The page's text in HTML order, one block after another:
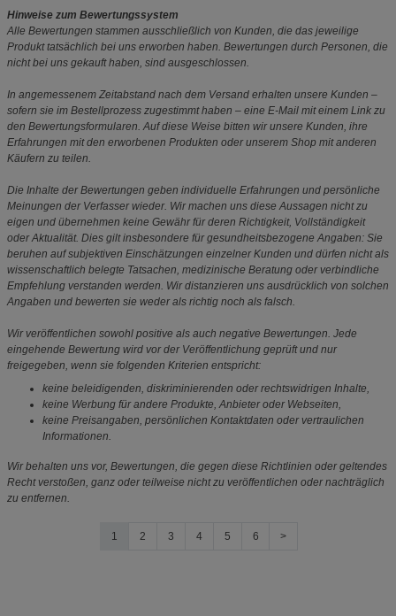
Hinweise zum Bewertungssystem
Alle Bewertungen stammen ausschließlich von Kunden, die das jeweilige
Produkt tatsächlich bei uns erworben haben. Bewertungen durch Personen, die
nicht bei uns gekauft haben, sind ausgeschlossen.
In angemessenem Zeitabstand nach dem Versand erhalten unsere Kunden –
sofern sie im Bestellprozess zugestimmt haben – eine E-Mail mit einem Link zu
den Bewertungsformularen. Auf diese Weise bitten wir unsere Kunden, ihre
Erfahrungen mit den erworbenen Produkten oder unserem Shop mit anderen
Käufern zu teilen.
Die Inhalte der Bewertungen geben individuelle Erfahrungen und persönliche
Meinungen der Verfasser wieder. Wir machen uns diese Aussagen nicht zu
eigen und übernehmen keine Gewähr für deren Richtigkeit, Vollständigkeit
oder Aktualität. Dies gilt insbesondere für gesundheitsbezogene Angaben: Sie
beruhen auf subjektiven Einschätzungen einzelner Kunden und dürfen nicht als
wissenschaftlich belegte Tatsachen, medizinische Beratung oder verbindliche
Empfehlung verstanden werden. Wir distanzieren uns ausdrücklich von solchen
Angaben und bewerten sie weder als richtig noch als falsch.
Wir veröffentlichen sowohl positive als auch negative Bewertungen. Jede
eingehende Bewertung wird vor der Veröffentlichung geprüft und nur
freigegeben, wenn sie folgenden Kriterien entspricht:
keine beleidigenden, diskriminierenden oder rechtswidrigen Inhalte,
keine Werbung für andere Produkte, Anbieter oder Webseiten,
keine Preisangaben, persönlichen Kontaktdaten oder vertraulichen
Informationen.
Wir behalten uns vor, Bewertungen, die gegen diese Richtlinien oder geltendes
Recht verstoßen, ganz oder teilweise nicht zu veröffentlichen oder nachträglich
zu entfernen.
1 2 3 4 5 6 >